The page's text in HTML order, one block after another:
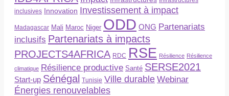
inclusives Innovation Investissement à impact
Madagascar Mali Maroc Niger ODD ONG Partenariats
inclusifs Partenariats à impacts
PROJECTS4AFRICA RDC RSE Résilience Résilience
climatique Résilience productive Santé SERSE2021
Start-up Sénégal Tunisie Ville durable Webinar
Énergies renouvelables